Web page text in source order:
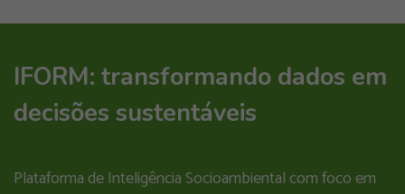
IFORM: transformando dados em
decisões sustentáveis
Plataforma de Inteligência Socioambiental com foco em